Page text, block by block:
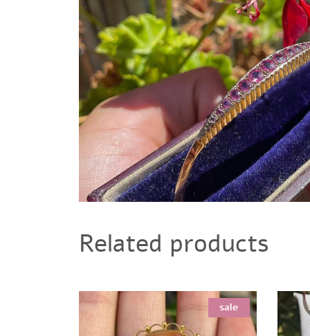
Related products
sale